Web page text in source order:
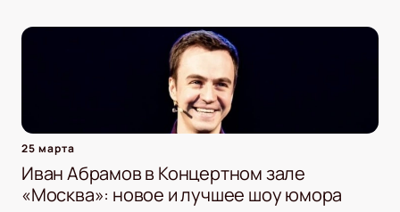
25 марта
Иван Абрамов в Концертном зале
«Москва»: новое и лучшее шоу юмора